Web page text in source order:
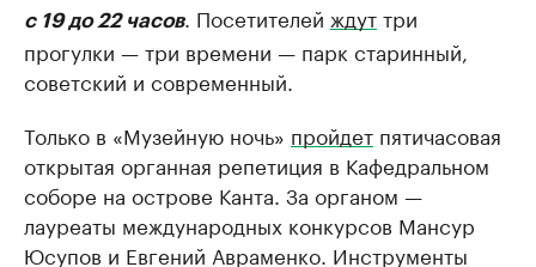
с 19 до 22 часов. Посетителей ждуттри
прогулки — три времени — парк старинный,
советский и современный.
Только в «Музейную ночь» пройдет пятичасовая
открытая органная репетиция в Кафедральном
соборе на острове Канта. За органом —
лауреаты международных конкурсов Мансур
Юсупов и Евгений Авраменко. Инструменты